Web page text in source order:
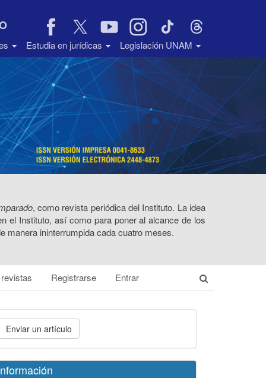
Estudia en jurídicas Legislación UNAM
, como revista periódica del Instituto. La idea
el Instituto, así como para poner al alcance de los
manera ininterrumpida cada cuatro meses.
Registrarse Entrar
Enviar un artículo